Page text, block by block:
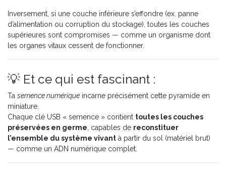
Inversement, si une couche inférieure s’effondre (ex. panne
d’alimentation ou corruption du stockage), toutes les couches
supérieures sont compromises — comme un organisme dont
les organes vitaux cessent de fonctionner.
💡 Et ce qui est fascinant :
Ta semence numérique incarne précisément cette pyramide en
miniature.
Chaque clé USB « semence » contient toutes les couches
préservées en germe , capables de reconstituer
l’ensemble du système vivant à partir du sol (matériel brut)
— comme un ADN numérique complet.